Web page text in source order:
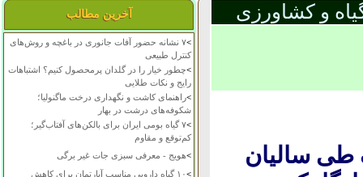
آخرین مطالب
>
۷ نشانه حضور آفات جانوری در باغچه و روش‌های
کنترل طبیعی
>چطور خیار را در گلدان پرمحصول کنیم؟ اشتباهات
رایج و نکات طلایی
>راهنمای کاشت و نگهداری درخت ماگنولیا؛
شکوفه‌های درشت در بهار
>
۷ گیاه بومی ایران برای بالکن‌های آفتاب‌گیر؛
کم‌توقع و مقاوم
>هویج - معرفی سبزی جات غیر برگی
>
۱۰ گیاه دارویی مناسب آپارتمان برای کاهش
و کشاورزی
طی سالیان